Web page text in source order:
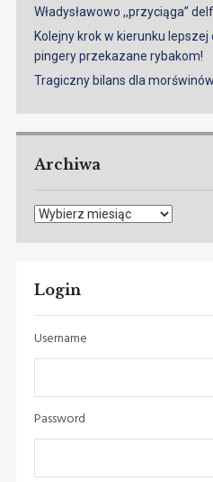
Władysławowo ,,przyciąga”
Kolejny krok w kierunku
pingery przekazane rybakom!
Tragiczny bilans dla morświnów
Archiwa
Archiwa
Login
Username
Password